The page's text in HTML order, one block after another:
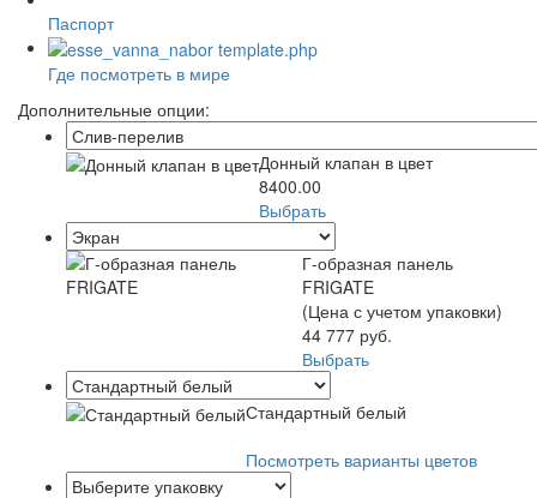
Паспорт
Где посмотреть в мире
Дополнительные опции:
Донный клапан в цвет
8400.00
Выбрать
Г-образная панель
FRIGATE
(Цена с учетом упаковки)
44 777 руб.
Выбрать
Стандартный белый
Посмотреть варианты цветов